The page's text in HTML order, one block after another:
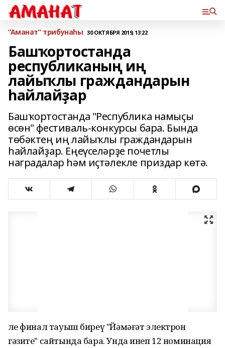
“Аманат” трибунаһы 30 ОКТЯБРЯ 2019, 13:22
Башҡортостанда
республиканың иң
лайыҡлы граждандарын
һайлайҙар
Башҡортостанда "Республика намыҫы
өсөн" фестиваль-конкурсы бара. Бында
төбәктең иң лайыҡлы граждандарын
һайлайҙар. Еңеүселәрҙе почетлы
наградалар һәм иҫтәлекле приздар көтә.
Әле финал тауыш биреү "Йәмәғәт электрон
гәзите" сайтында бара. Унда инеп 12 номинация